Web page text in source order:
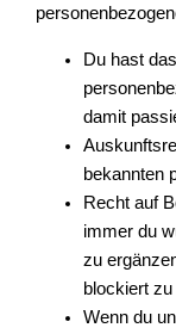
Du hast
damit
bekannten
Recht auf
immer du
zu
blockiert
Wenn du